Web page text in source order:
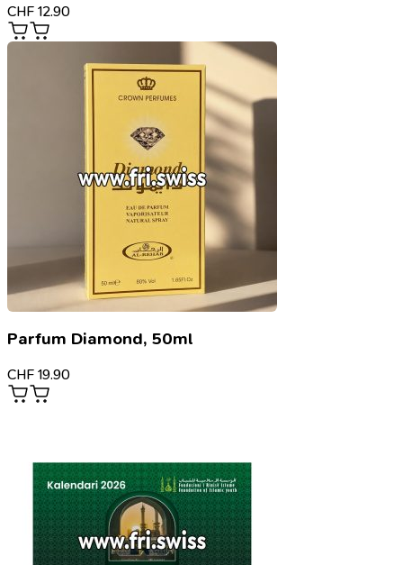
CHF 12.90
Parfum Diamond, 50ml
CHF 19.90